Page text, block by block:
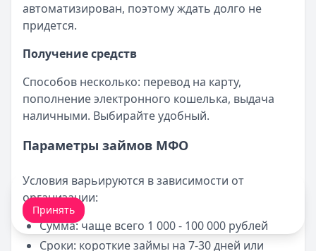
автоматизирован, поэтому ждать долго не
придется.
Получение средств
Способов несколько: перевод на карту,
пополнение электронного кошелька, выдача
наличными. Выбирайте удобный.
Параметры займов МФО
Условия варьируются в зависимости от
организации:
Сумма: чаще всего 1 000 - 100 000 рублей
Сроки: короткие займы на 7-30 дней или
Мы обрабатываем ваши
Принять